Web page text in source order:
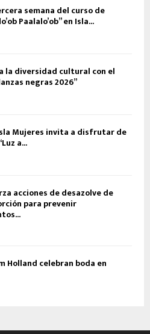
semana del curso de
Paalalo’ob” en Isla...
la diversidad cultural con el
negras 2026”
Mujeres invita a disfrutar de
a...
acciones de desazolve de
para prevenir
Holland celebran boda en